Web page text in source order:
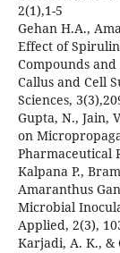
2(1),1-5
Gehan H.A.,
Effect of
Compounds
Callus and Cell
Sciences,
Gupta, N., Jain,
on
Pharmaceutical
Kalpana P.,
Amaranthus
Microbial
Applied, 2(3),
Karjadi, A. K., &